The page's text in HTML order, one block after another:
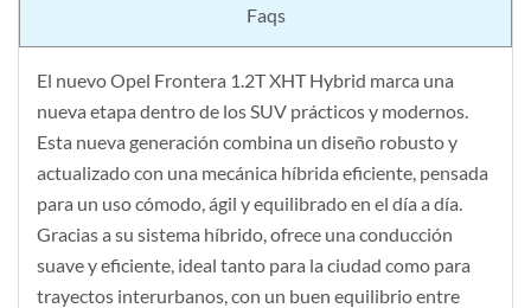
Faqs
El nuevo Opel Frontera 1.2T XHT Hybrid marca una
nueva etapa dentro de los SUV prácticos y modernos.
Esta nueva generación combina un diseño robusto y
actualizado con una mecánica híbrida eficiente, pensada
para un uso cómodo, ágil y equilibrado en el día a día.
Gracias a su sistema híbrido, ofrece una conducción
suave y eficiente, ideal tanto para la ciudad como para
trayectos interurbanos, con un buen equilibrio entre